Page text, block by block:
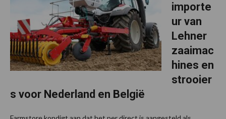
importe
ur van
Lehner
zaaimac
hines en
strooier
s voor Nederland en België